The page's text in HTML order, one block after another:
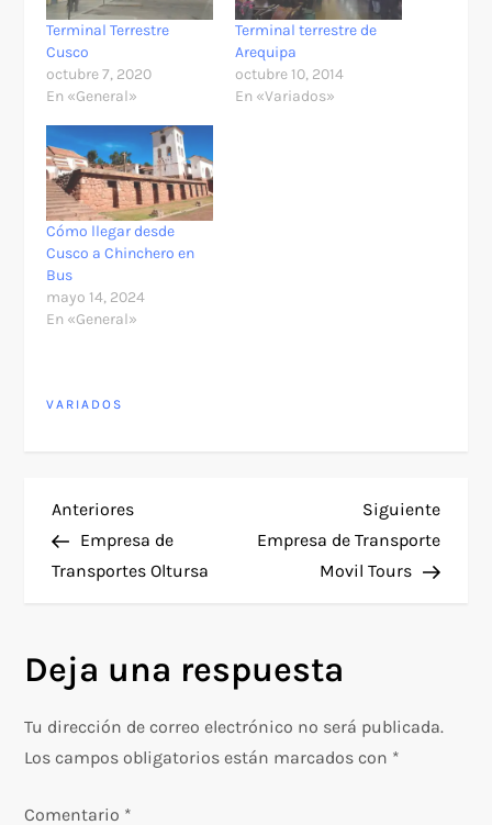
Terminal Terrestre
Cusco
octubre 7, 2020
En «General»
Terminal terrestre de
Arequipa
octubre 10, 2014
En «Variados»
Cómo llegar desde
Cusco a Chinchero en
Bus
mayo 14, 2024
En «General»
VARIADOS
N
a
e
g
a
Entrada
anterior
Anteriores
Empresa de
Transportes Oltursa
Siguiente
Empresa de Transporte
Movil Tours
Deja una respuesta
Tu dirección de correo electrónico no será publicada.
Los campos obligatorios están marcados con *
Comentario *